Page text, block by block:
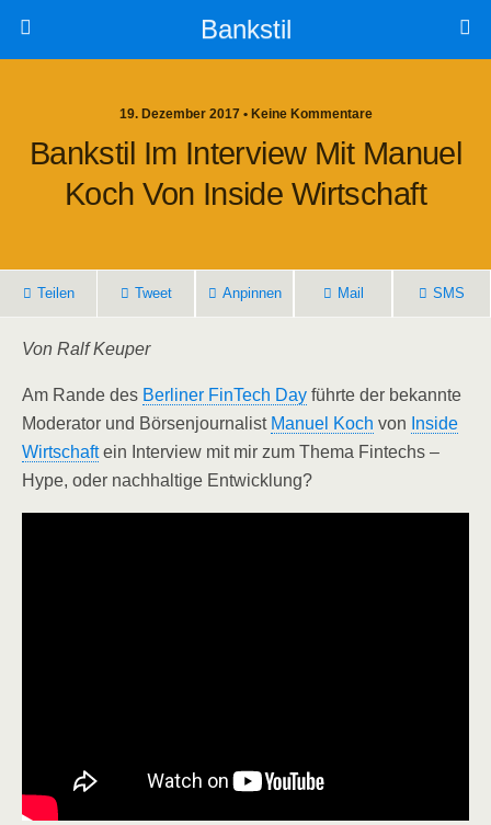
Bankstil
19. Dezember 2017 • Keine Kommentare
Bank­stil Im Inter­view Mit Manu­el
Koch Von Insi­de Wirtschaft
Tei­len Tweet Anpin­nen Mail SMS
Von Ralf Keuper
Am Ran­de des Ber­li­ner Fin­Tech Day führ­te der bekann­te
Mode­ra­tor und Bör­sen­jour­na­list Manu­el Koch von Insi­de
Wirt­schaftein Inter­view mit mir zum The­ma Fintechs –
Hype, oder nach­hal­ti­ge Entwicklung?